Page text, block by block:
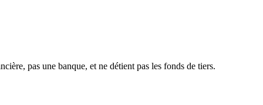
pas une banque, et ne détient pas les fonds de tiers.